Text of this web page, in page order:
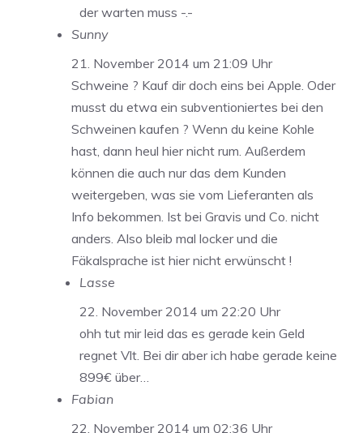
der warten muss -.-
Sunny
21. November 2014 um 21:09 Uhr
Schweine ? Kauf dir doch eins bei Apple. Oder
musst du etwa ein subventioniertes bei den
Schweinen kaufen ? Wenn du keine Kohle
hast, dann heul hier nicht rum. Außerdem
können die auch nur das dem Kunden
weitergeben, was sie vom Lieferanten als
Info bekommen. Ist bei Gravis und Co. nicht
anders. Also bleib mal locker und die
Fäkalsprache ist hier nicht erwünscht !
Lasse
22. November 2014 um 22:20 Uhr
ohh tut mir leid das es gerade kein Geld
regnet Vlt. Bei dir aber ich habe gerade keine
899€ über…
Fabian
22. November 2014 um 02:36 Uhr